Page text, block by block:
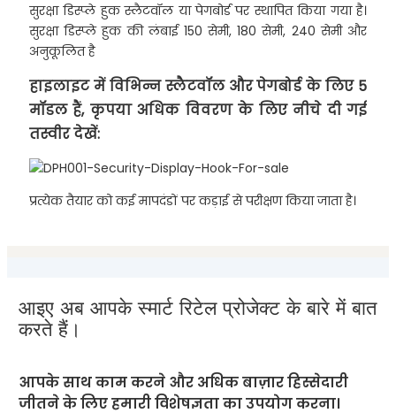
सुरक्षा डिस्प्ले हुक स्लैटवॉल या पेगबोर्ड पर स्थापित किया गया है।
सुरक्षा डिस्प्ले हुक की लंबाई 150 सेमी, 180 सेमी, 240 सेमी और
अनुकूलित है
हाइलाइट में विभिन्न स्लैटवॉल और पेगबोर्ड के लिए 5
मॉडल हैं, कृपया अधिक विवरण के लिए नीचे दी गई
तस्वीर देखें:
प्रत्येक तैयार को कई मापदंडों पर कड़ाई से परीक्षण किया जाता है।
आइए अब आपके स्मार्ट रिटेल प्रोजेक्ट के बारे में बात
करते हैं।
आपके साथ काम करने और अधिक बाज़ार हिस्सेदारी
जीतने के लिए हमारी विशेषज्ञता का उपयोग करना।